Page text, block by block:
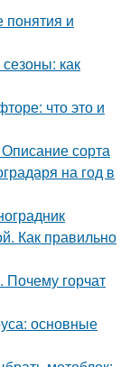
и
как
что это и
сорта
на год в
Как правильно
Почему горчат
основные